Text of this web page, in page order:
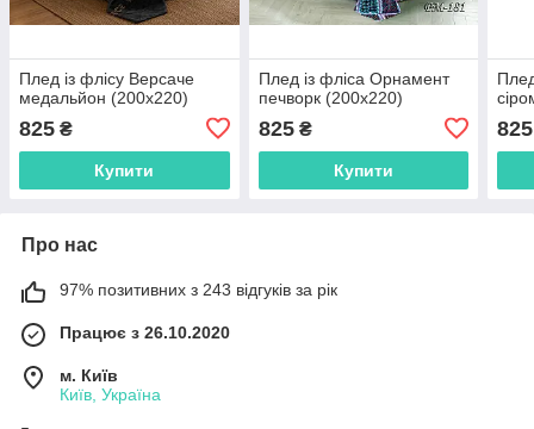
Плед із флісу Версаче
медальйон (200х220)
825 ₴
Купити
Плед із фліса Орнамент
печворк (200х220)
825₴
Купити
825
Про нас
97% позитивних з 243 відгуків за рік
Працює з 26.10.2020
м. Київ
Київ, Україна